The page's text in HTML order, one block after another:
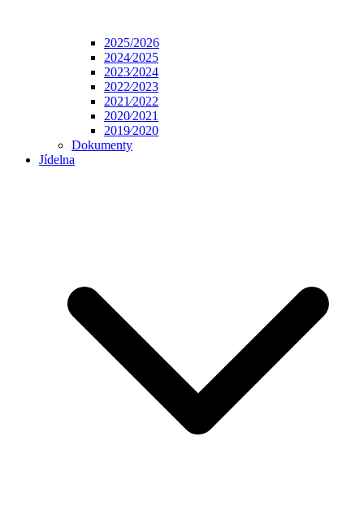
2025/2026
2024⁄2025
2023⁄2024
2022⁄2023
2021⁄2022
2020⁄2021
2019⁄2020
Dokumenty
Jídelna